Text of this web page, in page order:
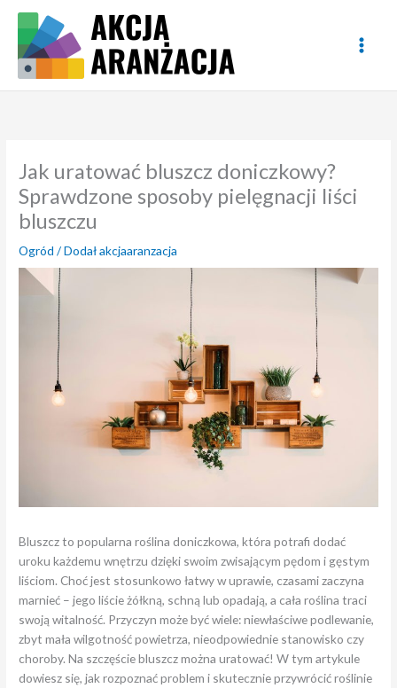
treści
Jak uratować bluszcz doniczkowy?
Sprawdzone sposoby pielęgnacji liści
bluszczu
Ogród / Dodałakcjaaranzacja
Bluszcz to popularna roślina doniczkowa, która potrafi dodać
uroku każdemu wnętrzu dzięki swoim zwisającym pędom i gęstym
liściom. Choć jest stosunkowo łatwy w uprawie, czasami zaczyna
marnieć – jego liście żółkną, schną lub opadają, a cała roślina traci
swoją witalność. Przyczyn może być wiele: niewłaściwe podlewanie,
zbyt mała wilgotność powietrza, nieodpowiednie stanowisko czy
choroby. Na szczęście bluszcz można uratować! W tym artykule
dowiesz się, jak rozpoznać problem i skutecznie przywrócić roślinie